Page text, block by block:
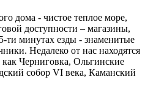
дома - чистое теплое море,
доступности – магазины,
ти минутах езды - знаменитые
Недалеко от нас находятся
как Черниговка, Ольгинские
собор VI века, Каманский